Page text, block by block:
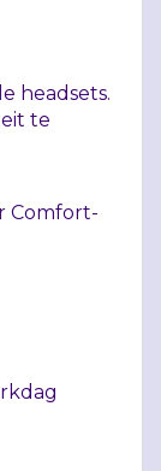
headsets.
te
Comfort-